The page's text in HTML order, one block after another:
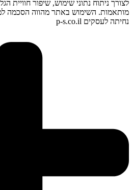
לצורך ניתוח נתוני שימוש, שיפור חוויית
מותאמות. השימוש באתר מהווה הסכמה
נחיתה לעסקים p-s.co.il